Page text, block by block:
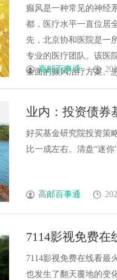
癫风是一种常见的神经
都，医疗水平一直位居
先，北京协和医院是一
专业的医疗团队。该医
全面的癫风治疗方案。
高邮百事通
业内：投资债券
市
好买基金研究院投资策
比一成左右。清盘“迷你
高邮百事通
7114影视免费在
7114影视免费在线看最
也发生了翻天覆地的变